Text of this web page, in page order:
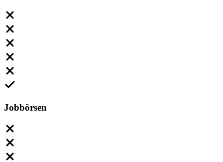
Jobbörsen